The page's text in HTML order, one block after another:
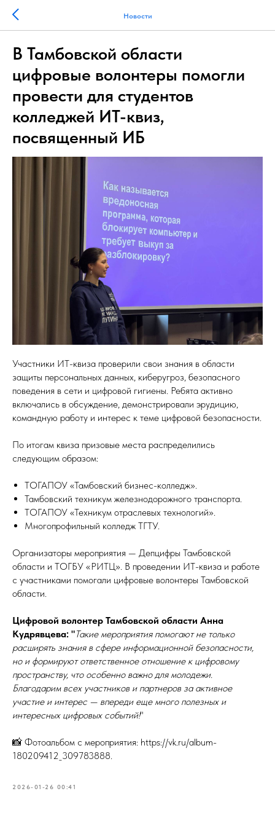
Новости
В Тамбовской области
цифровые волонтеры помогли
провести для студентов
колледжей ИТ-квиз,
посвященный ИБ
Участники ИТ-квиза проверили свои знания в области
защиты персональных данных, киберугроз, безопасного
поведения в сети и цифровой гигиены. Ребята активно
включались в обсуждение, демонстрировали эрудицию,
командную работу и интерес к теме цифровой безопасности.
По итогам квиза призовые места распределились
следующим образом:
ТОГАПОУ «Тамбовский бизнес-колледж».
Тамбовский техникум железнодорожного транспорта.
ТОГАПОУ «Техникум отраслевых технологий».
Многопрофильный колледж ТГТУ.
Организаторы мероприятия — Депцифры Тамбовской
области и ТОГБУ «РИТЦ». В проведении ИТ-квиза и работе
с участниками помогали цифровые волонтеры Тамбовской
области.
Цифровой волонтер Тамбовской области Анна
Кудрявцева: "Такие мероприятия помогают не только
расширять знания в сфере информационной безопасности,
но и формируют ответственное отношение к цифровому
пространству, что особенно важно для молодежи.
Благодарим всех участников и партнеров за активное
участие и интерес — впереди еще много полезных и
интересных цифровых событий!"
📸 Фотоальбом с мероприятия: https://vk.ru/album-
180209412_309783888.
2026-01-26 00:41